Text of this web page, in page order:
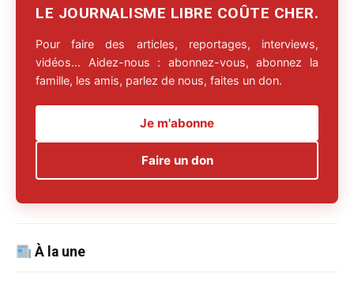
LE JOURNALISME LIBRE COÛTE CHER.
Pour faire des articles, reportages, interviews,
vidéos… Aidez-nous : abonnez-vous, abonnez la
famille, les amis, parlez de nous, faites un don.
Je m'abonne
Faire un don
À la une